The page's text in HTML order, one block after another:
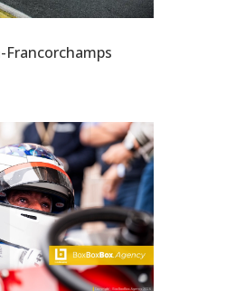
Francorchamps